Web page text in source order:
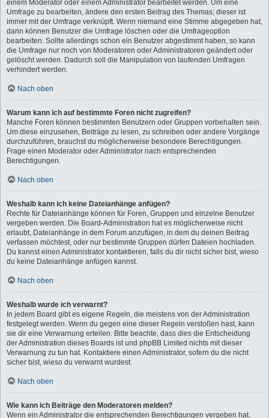
einem Moderator oder einem Administrator bearbeitet werden. Um eine
Umfrage zu bearbeiten, ändere den ersten Beitrag des Themas; dieser ist
immer mit der Umfrage verknüpft. Wenn niemand eine Stimme abgegeben hat,
dann können Benutzer die Umfrage löschen oder die Umfrageoption
bearbeiten. Sollte allerdings schon ein Benutzer abgestimmt haben, so kann
die Umfrage nur noch von Moderatoren oder Administratoren geändert oder
gelöscht werden. Dadurch soll die Manipulation von laufenden Umfragen
verhindert werden.
Nach oben
Warum kann ich auf bestimmte Foren nicht zugreifen?
Manche Foren können bestimmten Benutzern oder Gruppen vorbehalten sein.
Um diese einzusehen, Beiträge zu lesen, zu schreiben oder andere Vorgänge
durchzuführen, brauchst du möglicherweise besondere Berechtigungen.
Frage einen Moderator oder Administrator nach entsprechenden
Berechtigungen.
Nach oben
Weshalb kann ich keine Dateianhänge anfügen?
Rechte für Dateianhänge können für Foren, Gruppen und einzelne Benutzer
vergeben werden. Die Board-Administration hat es möglicherweise nicht
erlaubt, Dateianhänge in dem Forum anzufügen, in dem du deinen Beitrag
verfassen möchtest, oder nur bestimmte Gruppen dürfen Dateien hochladen.
Du kannst einen Administrator kontaktieren, falls du dir nicht sicher bist, wieso
du keine Dateianhänge anfügen kannst.
Nach oben
Weshalb wurde ich verwarnt?
In jedem Board gibt es eigene Regeln, die meistens von der Administration
festgelegt werden. Wenn du gegen eine dieser Regeln verstoßen hast, kann
sie dir eine Verwarnung erteilen. Bitte beachte, dass dies die Entscheidung
der Administration dieses Boards ist und phpBB Limited nichts mit dieser
Verwarnung zu tun hat. Kontaktiere einen Administrator, sofern du die nicht
sicher bist, wieso du verwarnt wurdest.
Nach oben
Wie kann ich Beiträge den Moderatoren melden?
Wenn ein Administrator die entsprechenden Berechtigungen vergeben hat,